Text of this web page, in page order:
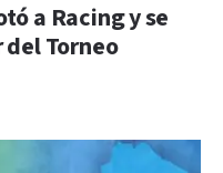
a Racing y se
Torneo